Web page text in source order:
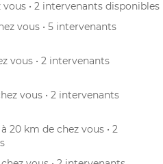
vous • 2 intervenants disponibles
vous • 5 intervenants
vous • 2 intervenants
vous • 2 intervenants
à 20 km de chez vous • 2